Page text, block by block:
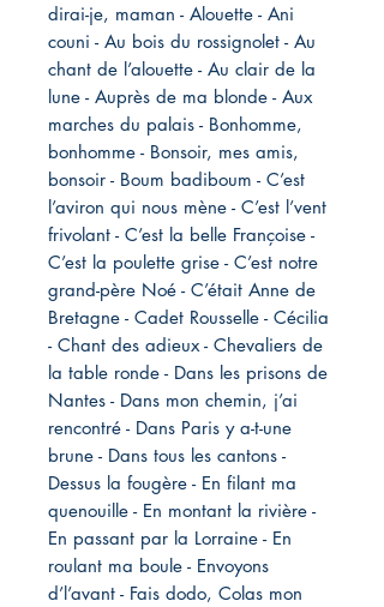
dirai-je, maman - Alouette - Ani
couni - Au bois du rossignolet - Au
chant de l’alouette - Au clair de la
lune - Auprès de ma blonde - Aux
marches du palais - Bonhomme,
bonhomme - Bonsoir, mes amis,
bonsoir - Boum badiboum - C’est
l’aviron qui nous mène - C’est l’vent
frivolant - C’est la belle Françoise -
C’est la poulette grise - C’est notre
grand-père Noé - C’était Anne de
Bretagne - Cadet Rousselle - Cécilia
- Chant des adieux - Chevaliers de
la table ronde - Dans les prisons de
Nantes - Dans mon chemin, j’ai
rencontré - Dans Paris y a-t-une
brune - Dans tous les cantons -
Dessus la fougère - En filant ma
quenouille - En montant la rivière -
En passant par la Lorraine - En
roulant ma boule - Envoyons
d’l’avant - Fais dodo, Colas mon